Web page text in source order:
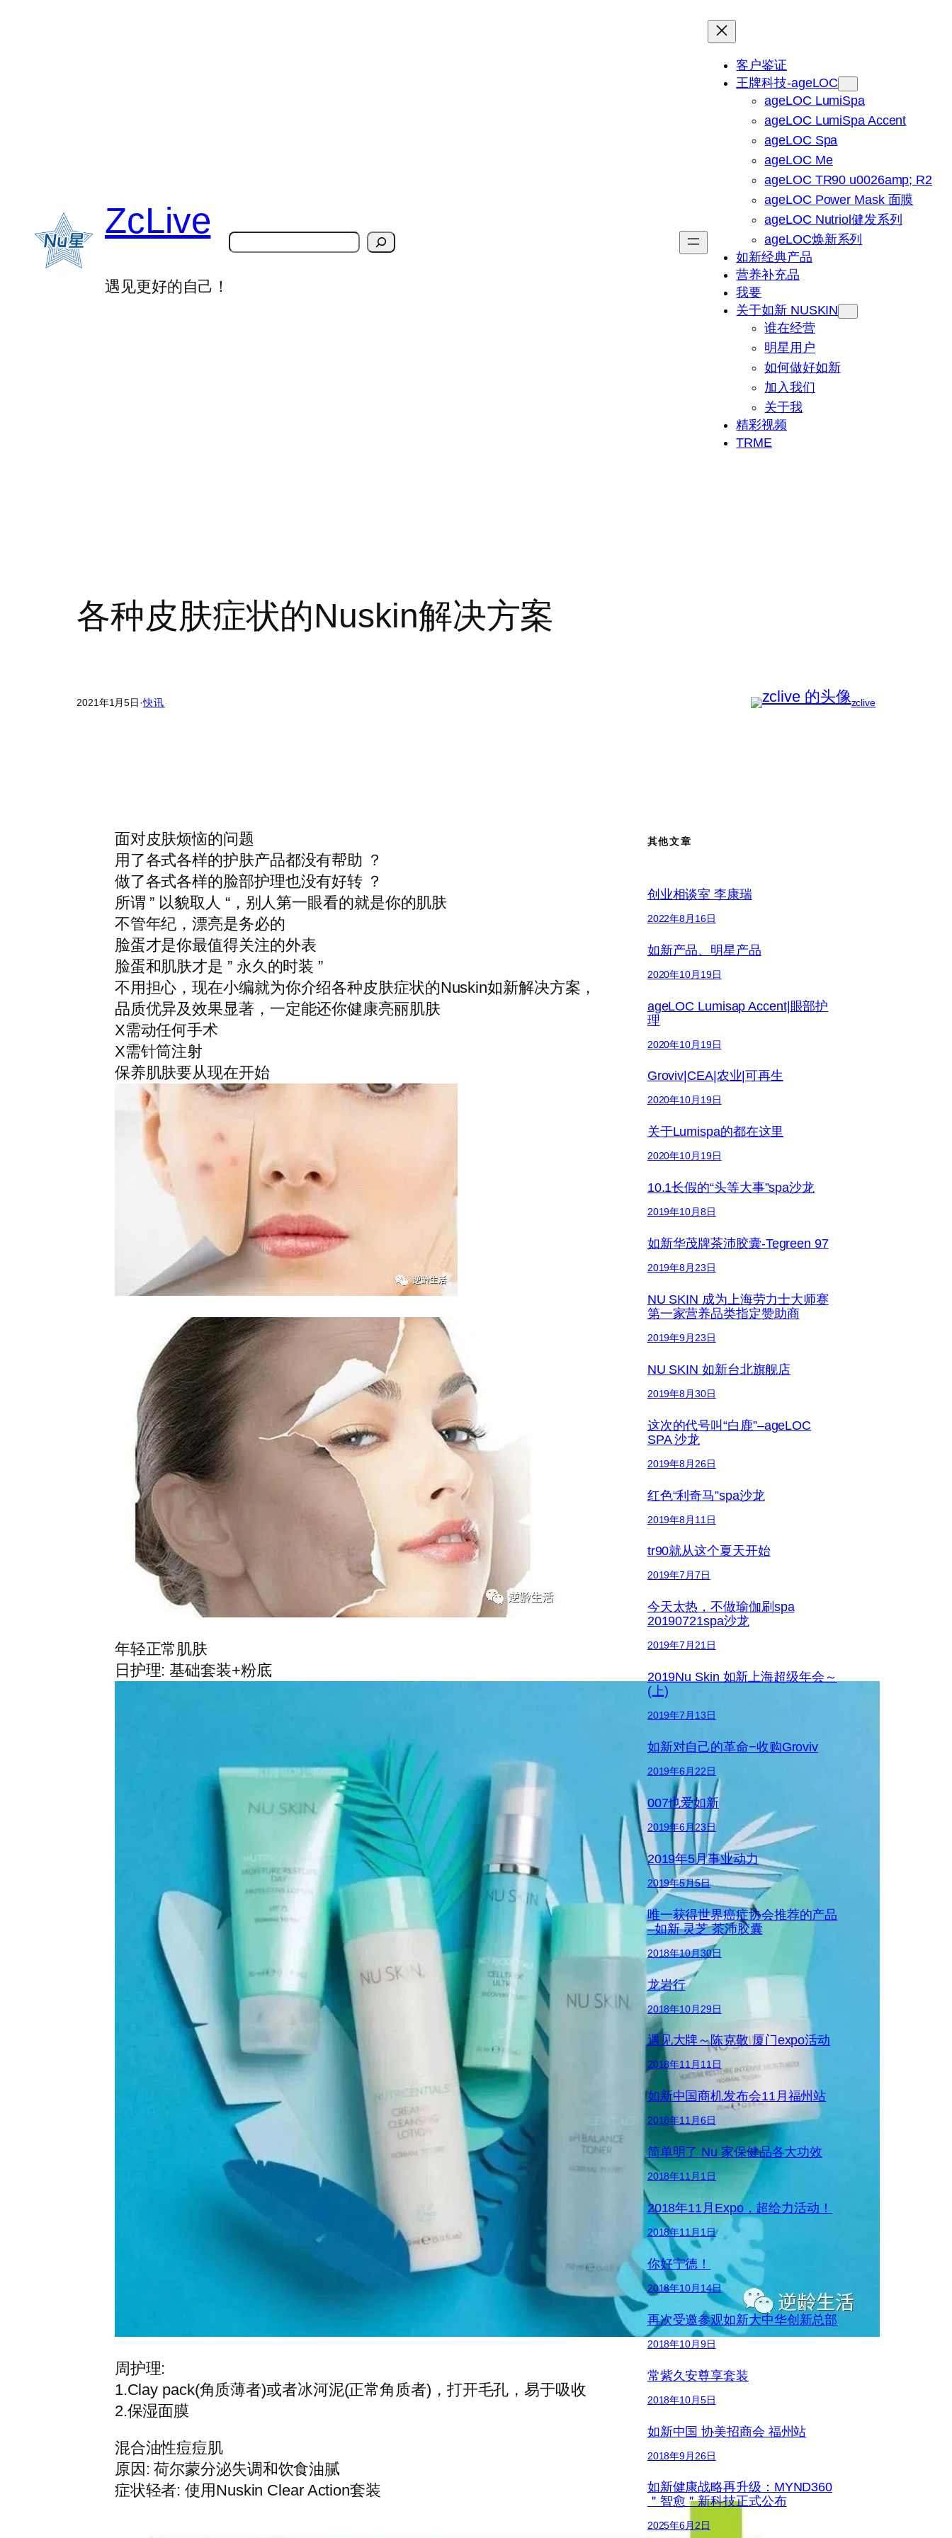
ZcLive
遇见更好的自己！
搜
客户鉴证
王牌科技-ageLOC
ageLOC LumiSpa
ageLOC LumiSpa Accent
ageLOC Spa
ageLOC Me
ageLOC TR90 u0026amp; R2
ageLOC Power Mask 面膜
ageLOC Nutriol健发系列
ageLOC焕新系列
如新经典产品
营养补充品
我要
关于如新 NUSKIN
谁在经营
明星用户
如何做好如新
加入我们
关于我
精彩视频
TRME
各种皮肤症状的Nuskin解决方案
2021年1月5日·快讯 zclive
面对皮肤烦恼的问题
用了各式各样的护肤产品都没有帮助 ？
做了各式各样的脸部护理也没有好转 ？
所谓 ” 以貌取人 “，别人第一眼看的就是你的肌肤
不管年纪，漂亮是务必的
脸蛋才是你最值得关注的外表
脸蛋和肌肤才是 ” 永久的时装 ”
不用担心，现在小编就为你介绍各种皮肤症状的Nuskin如新解决方案，
品质优异及效果显著，一定能还你健康亮丽肌肤
X需动任何手术
X需针筒注射
保养肌肤要从现在开始
年轻正常肌肤
日护理: 基础套装+粉底
周护理:
1.Clay pack(角质薄者)或者冰河泥(正常角质者)，打开毛孔，易于吸收
2.保湿面膜
混合油性痘痘肌
原因: 荷尔蒙分泌失调和饮食油腻
症状轻者: 使用Nuskin Clear Action套装
其他文章
创业相谈室 李康瑞
2022年8月16日
如新产品、明星产品
2020年10月19日
ageLOC Lumisap Accent|眼部护
理
2020年10月19日
Groviv|CEA|农业|可再生
2020年10月19日
关于Lumispa的都在这里
2020年10月19日
10.1长假的“头等大事”spa沙龙
2019年10月8日
如新华茂牌茶沛胶囊-Tegreen 97
2019年8月23日
NU SKIN 成为上海劳力士大师赛
第一家营养品类指定赞助商
2019年9月23日
NU SKIN 如新台北旗舰店
2019年8月30日
这次的代号叫“白鹿”–ageLOC
SPA 沙龙
2019年8月26日
红色“利奇马”spa沙龙
2019年8月11日
tr90就从这个夏天开始
2019年7月7日
今天太热，不做瑜伽刷spa
20190721spa沙龙
2019年7月21日
2019Nu Skin 如新上海超级年会～
(上)
2019年7月13日
如新对自己的革命−收购Groviv
2019年6月22日
007也爱如新
2019年6月23日
2019年5月事业动力
2019年5月5日
唯一获得世界癌症协会推荐的产品
–如新 灵芝 茶沛胶囊
2018年10月30日
龙岩行
2018年10月29日
遇见大牌～陈克敬 厦门expo活动
2018年11月11日
如新中国商机发布会11月福州站
2018年11月6日
简单明了 Nu 家保健品各大功效
2018年11月1日
2018年11月Expo，超给力活动！
2018年11月1日
你好宁德！
2018年10月14日
再次受邀参观如新大中华创新总部
2018年10月9日
常紫久安尊享套装
2018年10月5日
如新中国 协美招商会 福州站
2018年9月26日
如新健康战略再升级：MYND360
＂智愈＂新科技正式公布
2025年6月2日